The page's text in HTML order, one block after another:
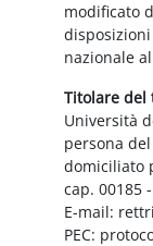
modificato
nazionale
Titolare del
Università
persona
domiciliato
cap. 00185
E-mail:
PEC: